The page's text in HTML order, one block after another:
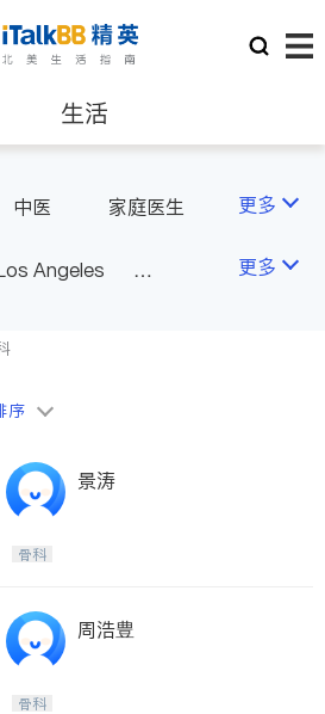
生活
房地产租售
非盈利组织
中医
家庭医生
妇科
儿科
风湿病
脊椎神经科
医生-其它
更多
Angeles
San Gabriel
& Covina
& Hacienda H
Bernardino
更多
序
景涛
骨科
周浩豊
骨科